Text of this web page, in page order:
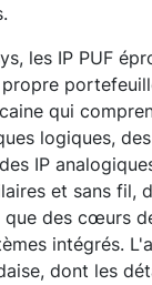
les IP PUF
qui
logiques,
IP
et sans fil,
que des cœurs
intégrés.
dont les